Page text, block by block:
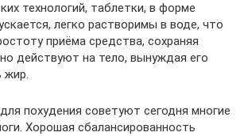
технологий, таблетки, в форме
легко растворимы в воде, что
приёма средства, сохраняя
действуют на тело, вынуждая его
жир.
похудения советуют сегодня многие
Хорошая сбалансированность